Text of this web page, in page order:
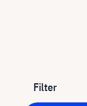
Filter